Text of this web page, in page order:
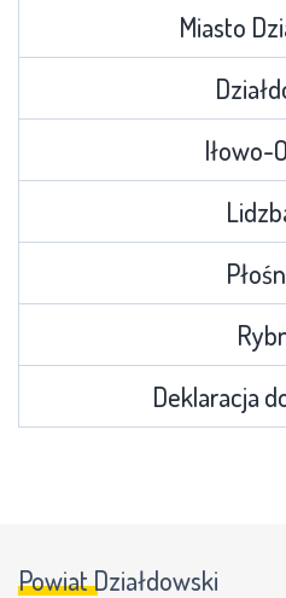
Miasto
Iłowo-
Deklaracja
Powiat Działdowski